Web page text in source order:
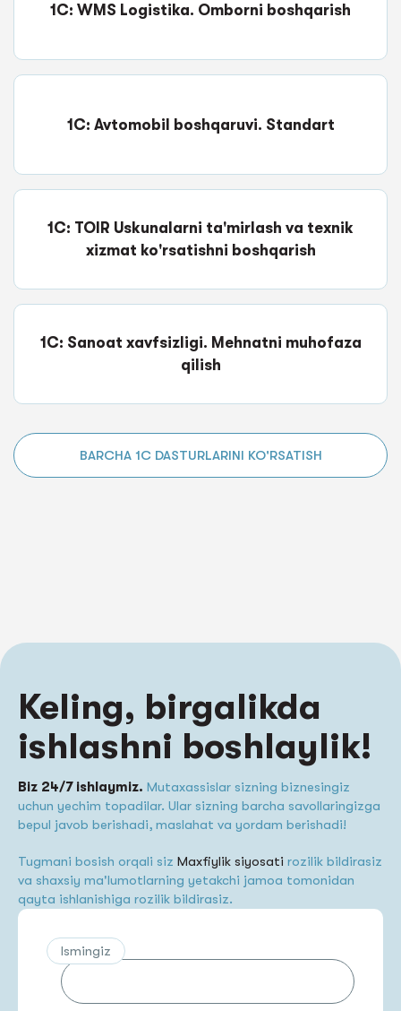
1C: WMS Logistika. Omborni boshqarish
1C: Avtomobil boshqaruvi. Standart
1C: TOIR Uskunalarni ta'mirlash va texnik
xizmat ko'rsatishni boshqarish
1C: Sanoat xavfsizligi. Mehnatni muhofaza
qilish
BARCHA 1C DASTURLARINI KO'RSATISH
Keling, birgalikda
ishlashni boshlaylik!
Biz 24/7 ishlaymiz. Mutaxassislar sizning biznesingiz
uchun yechim topadilar. Ular sizning barcha savollaringizga
bepul javob berishadi, maslahat va yordam berishadi!
Tugmani bosish orqali siz Maxfiylik siyosati rozilik bildirasiz
va shaxsiy ma'lumotlarning yetakchi jamoa tomonidan
qayta ishlanishiga rozilik bildirasiz.
Ismingiz